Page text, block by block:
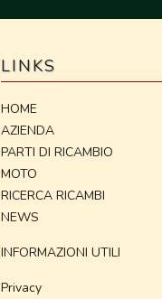
LINKS
HOME
AZIENDA
PARTI DI RICAMBIO
MOTO
RICERCA RICAMBI
NEWS
INFORMAZIONI UTILI
Privacy